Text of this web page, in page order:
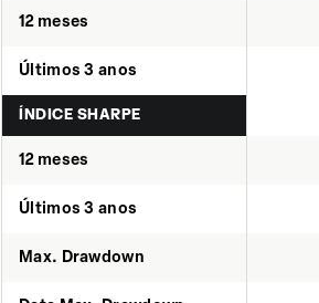
12 meses
Últimos 3 anos
ÍNDICE SHARPE
12 meses
Últimos 3 anos
Max. Drawdown